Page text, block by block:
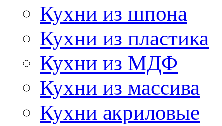
Кухни из шпона
Кухни из пластика
Кухни из МДФ
Кухни из массива
Кухни акриловые